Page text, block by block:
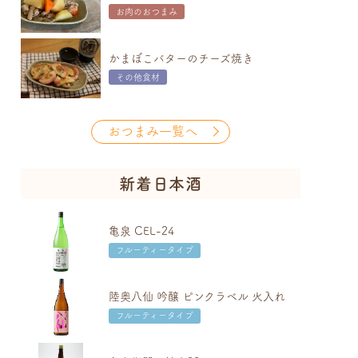
お肉のおつまみ
かまぼこバターのチーズ焼き
その他食材
おつまみ一覧へ
新着日本酒
亀泉 CEL-24
フルーティータイプ
陸奥八仙 吟醸 ピンクラベル 火入れ
フルーティータイプ